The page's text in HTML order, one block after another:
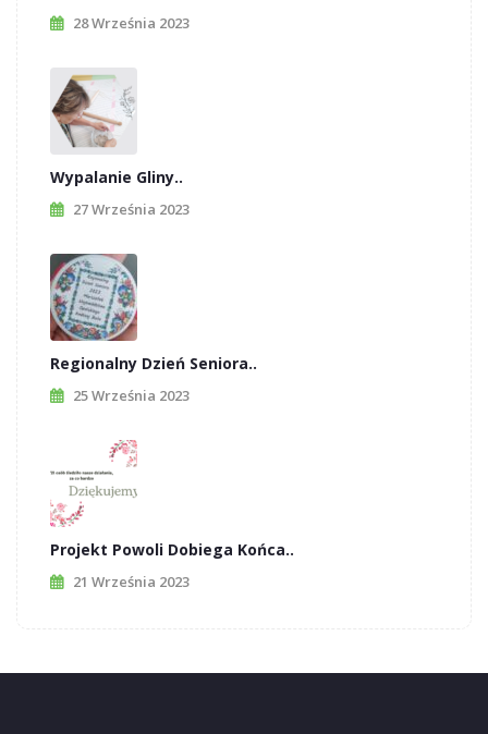
28 Września 2023
Wypalanie Gliny..
27 Września 2023
Regionalny Dzień Seniora..
25 Września 2023
Projekt Powoli Dobiega Końca..
21 Września 2023